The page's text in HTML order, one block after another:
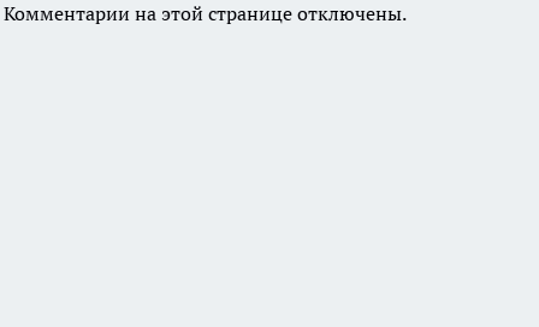
Комментарии на этой странице отключены.